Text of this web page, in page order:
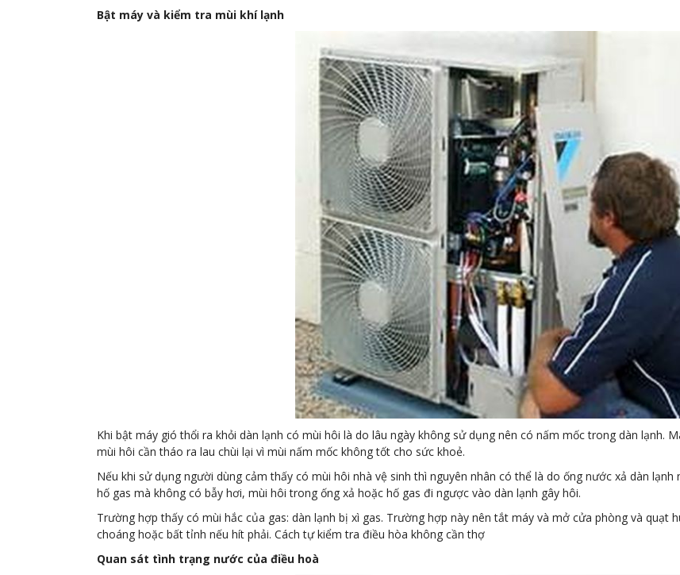
Bật máy và kiểm tra mùi khí lạnh
Khi bật máy gió thổi ra khỏi dàn lạnh có mùi hôi là do lâu ngày không sử dụng nên có nấm mốc trong dàn lạnh.
mùi hôi cần tháo ra lau chùi lại vì mùi nấm mốc không tốt cho sức khoẻ.
Nếu khi sử dụng người dùng cảm thấy có mùi hôi nhà vệ sinh thì nguyên nhân có thể là do ống nước xả dàn
hố gas mà không có bẫy hơi, mùi hôi trong ống xả hoặc hố gas đi ngược vào dàn lạnh gây hôi.
Trường hợp thấy có mùi hắc của gas: dàn lạnh bị xì gas. Trường hợp này nên tắt máy và mở cửa phòng và quạt
choáng hoặc bất tỉnh nếu hít phải. Cách tự kiểm tra điều hòa không cần thợ
Quan sát tình trạng nước của điều hoà